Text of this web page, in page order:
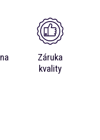
Záruka
kvality